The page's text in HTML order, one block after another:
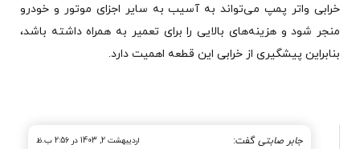
خرابی واتر پمپ می‌تواند به آسیب به سایر اجزای موتور و خودرو
منجر شود و هزینه‌های بالایی را برای تعمیر به همراه داشته باشد،
بنابراین پیشگیری از خرابی این قطعه اهمیت دارد.
جابر صابتی گفت: اردیبهشت 2, 1403 در 2:56 ب.ظ